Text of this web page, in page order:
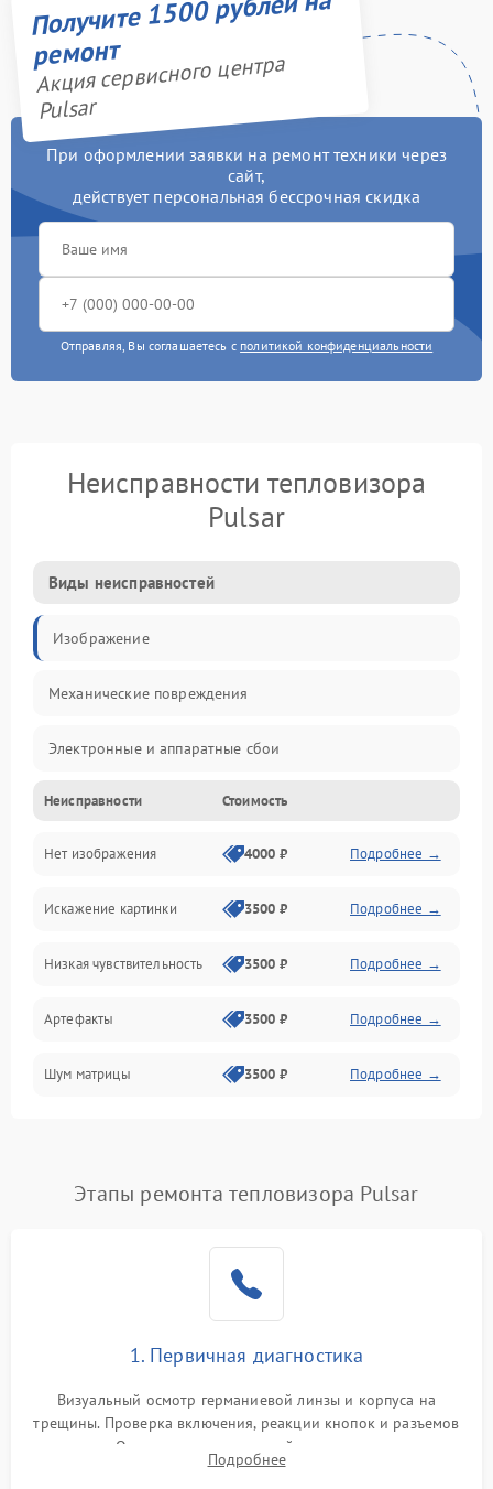
Получите 1500 рублей на
ремонт
Акция сервисного центра
Pulsar
При оформлении заявки на ремонт техники через
сайт,
действует персональная бессрочная скидка
Отправляя, Вы соглашаетесь с политикой конфиденциальности
Неисправности тепловизора
Pulsar
Виды неисправностей
Изображение
Механические повреждения
Электронные и аппаратные сбои
Неисправности сенсора и оптики
Программные ошибки
Электропитание
Измерения
Матрица
Проблемы питания
Сбои коммуникаций и интерфейсов
Экран (дисплей)
Неисправности Стоимость
Нет изображения 4000 ₽ Подробнее →
Искажение картинки 3500 ₽ Подробнее →
Низкая чувствительность 3500 ₽ Подробнее →
Артефакты 3500 ₽ Подробнее →
Шум матрицы 3500 ₽ Подробнее →
Этапы ремонта тепловизора Pulsar
1. Первичная диагностика
Визуальный осмотр германиевой линзы и корпуса на
трещины. Проверка включения, реакции кнопок и разъемов
зарядки. Оценка вывода тепловой сигнатуры на экран,
проверка базовых функций и считывание системных
Подробнее